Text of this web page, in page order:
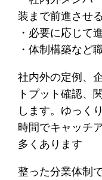
装まで前進させ
・必要に応じて
・体制構築など
社内外の定例、
トプット確認、
します。ゆっく
時間でキャッチ
多くあります
整った分業体制